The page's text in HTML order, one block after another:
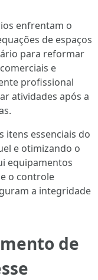
enfrentam o
de espaços
para reformar
e
profissional
atividades após a
itens essenciais do
e otimizando o
equipamentos
o controle
a integridade
de